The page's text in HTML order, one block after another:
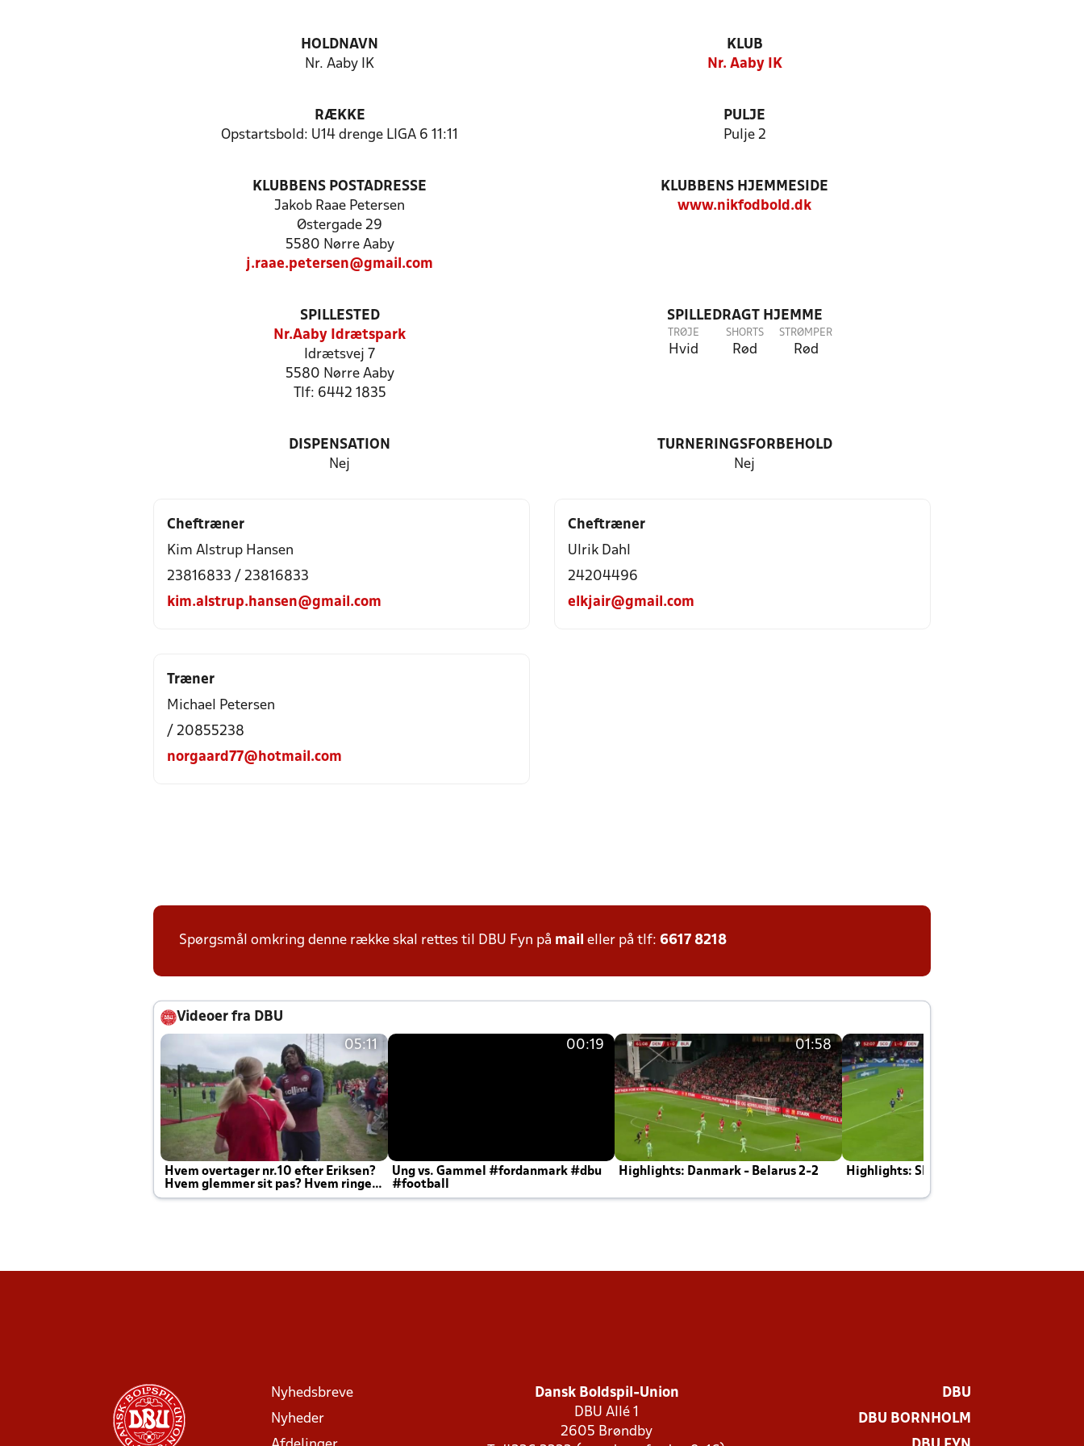
HOLDNAVN
Nr. Aaby IK
KLUB
Nr. Aaby IK
RÆKKE
Opstartsbold: U14 drenge LIGA 6 11:11
PULJE
Pulje 2
KLUBBENS POSTADRESSE
Jakob Raae Petersen
Østergade 29
5580 Nørre Aaby
j.raae.petersen@gmail.com
KLUBBENS HJEMMESIDE
www.nikfodbold.dk
SPILLESTED
Nr.Aaby Idrætspark
Idrætsvej 7
5580 Nørre Aaby
Tlf: 6442 1835
SPILLEDRAGT HJEMME
TRØJE
Hvid
SHORTS
Rød
STRØMPER
Rød
DISPENSATION
Nej
TURNERINGSFORBEHOLD
Nej
Cheftræner
Kim Alstrup Hansen
23816833 / 23816833
kim.alstrup.hansen@gmail.com
Cheftræner
Ulrik Dahl
24204496
elkjair@gmail.com
Træner
Michael Petersen
/ 20855238
norgaard77@hotmail.com
Spørgsmål omkring denne række skal rettes til DBU Fyn på mail eller på tlf: 6617 8218
Videoer fra DBU
05:11
Hvem overtager nr.10 efter Eriksen?
Hvem glemmer sit pas? Hvem ringer
Joachim altid til efter kampe?
00:19
Ung vs. Gammel #fordanmark #dbu
#football
01:58
Highlights: Danmark - Belarus 2-2 Highlights: Skotland - Danmark 4-2
Nyhedsbreve
Nyheder
Dansk Boldspil-Union
DBU Allé 1
2605 Brøndby
DBU
DBU BORNHOLM